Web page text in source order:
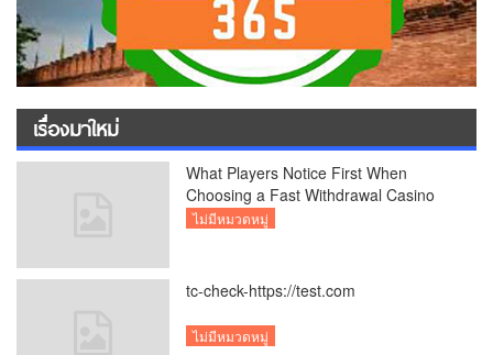
เรื่องมาใหม่
What Players Notice First When
Choosing a Fast Withdrawal Casino
UK
ไม่มีหมวดหมู่
tc-check-https://test.com
ไม่มีหมวดหมู่